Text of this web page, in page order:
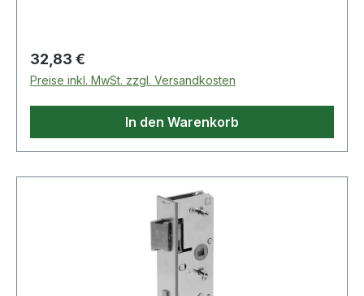
Regulärer Preis:
32,83 €
Preise inkl. MwSt. zzgl. Versandkosten
In den Warenkorb